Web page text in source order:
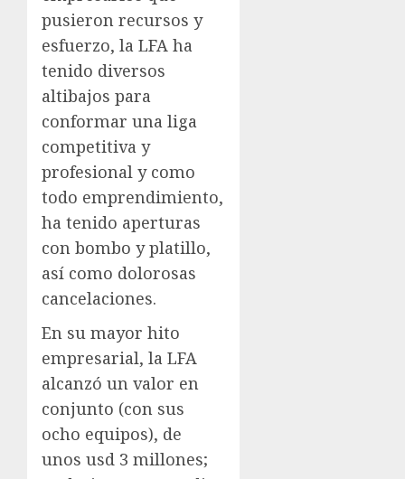
pusieron recursos y
esfuerzo, la LFA ha
tenido diversos
altibajos para
conformar una liga
competitiva y
profesional y como
todo emprendimiento,
ha tenido aperturas
con bombo y platillo,
así como dolorosas
cancelaciones.
En su mayor hito
empresarial, la LFA
alcanzó un valor en
conjunto (con sus
ocho equipos), de
unos usd 3 millones;